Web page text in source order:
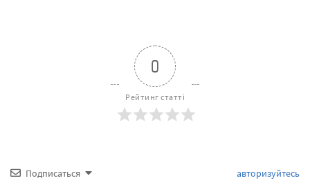
0
Рейтинг статті
Подписаться авторизуйтесь